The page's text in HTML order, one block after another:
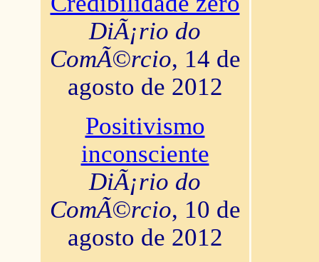
DiÃ¡rio do
ComÃ©rcio, 14 de
agosto de 2012
Positivismo
inconsciente
DiÃ¡rio do
ComÃ©rcio, 10 de
agosto de 2012